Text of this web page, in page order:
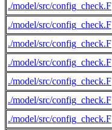
./model/src/config_check.F
./model/src/config_check.F
./model/src/config_check.F
./model/src/config_check.F
./model/src/config_check.F
./model/src/config_check.F
./model/src/config_check.F